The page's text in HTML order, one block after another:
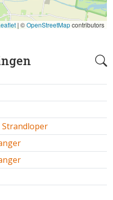
| ©OpenStreetMapcontributors